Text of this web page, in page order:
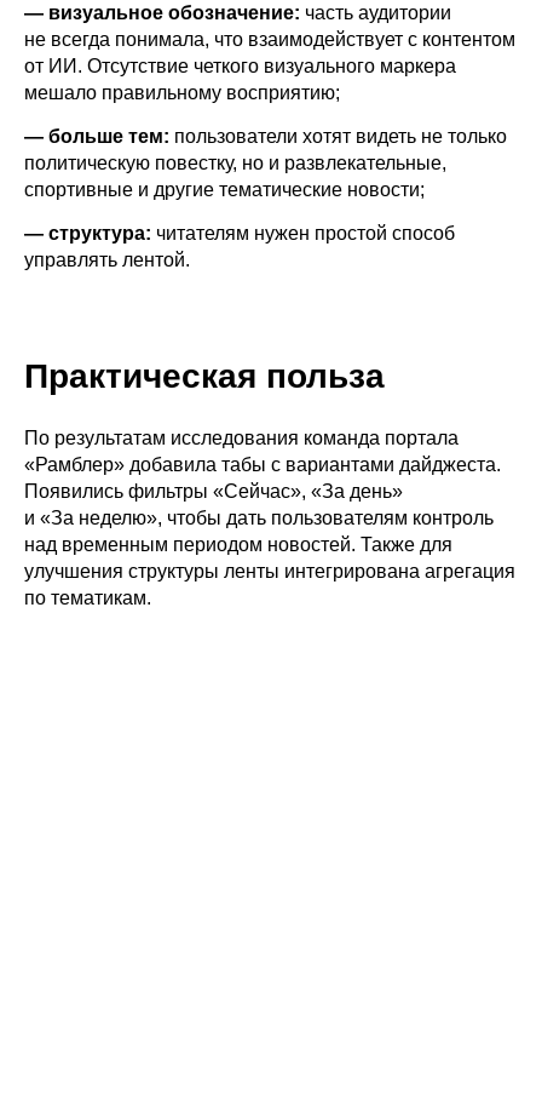
— визуальное обозначение: часть аудитории
не всегда понимала, что взаимодействует с контентом
от ИИ. Отсутствие четкого визуального маркера
мешало правильному восприятию;
— больше тем: пользователи хотят видеть не только
политическую повестку, но и развлекательные,
спортивные и другие тематические новости;
— структура: читателям нужен простой способ
управлять лентой.
Практическая польза
По результатам исследования команда портала
«Рамблер» добавила табы с вариантами дайджеста.
Появились фильтры «Сейчас», «За день»
и «За неделю», чтобы дать пользователям контроль
над временным периодом новостей. Также для
улучшения структуры ленты интегрирована агрегация
по тематикам.